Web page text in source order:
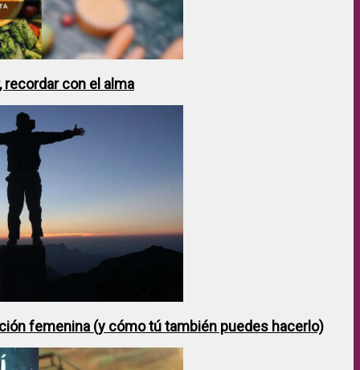
recordar con el alma
femenina (y cómo tú también puedes hacerlo)